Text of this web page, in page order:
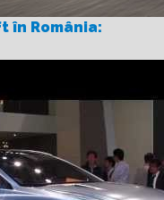
în România: